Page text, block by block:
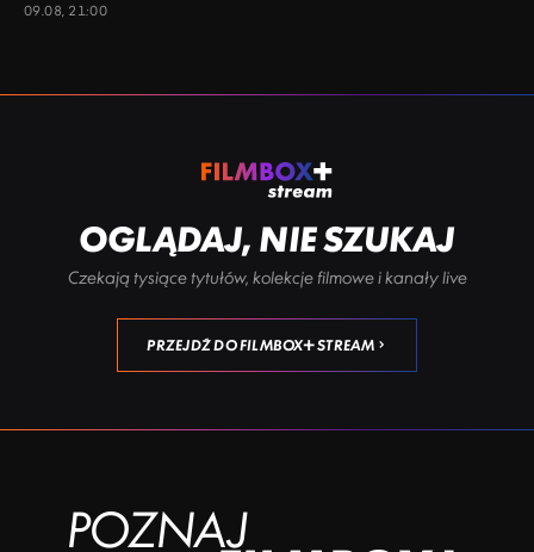
09.08, 21:00
OGLĄDAJ, NIE SZUKAJ
Czekają tysiące tytułów, kolekcje filmowe i kanały live
PRZEJDŹ DO FILMBOX+ STREAM
POZNAJ